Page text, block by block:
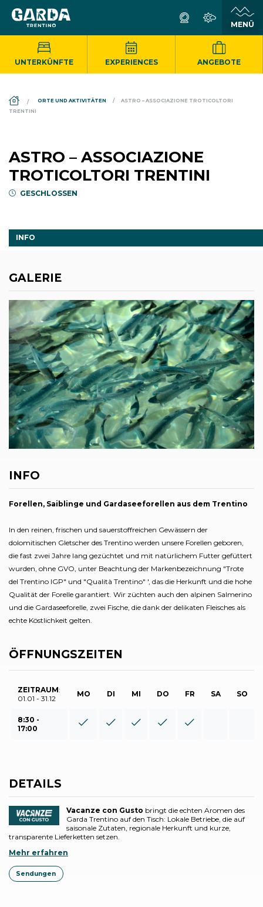
UNTERKÜNFTE EXPERIENCES ANGEBOTE
ORTE UND AKTIVITÄTEN
ASTRO – ASSOCIAZIONE TROTICOLTORI
TRENTINI
ASTRO – ASSOCIAZIONE
TROTICOLTORI TRENTINI
GESCHLOSSEN
INFO
GALERIE
INFO
Forellen, Saiblinge und Gardaseeforellen aus dem Trentino
In den reinen, frischen und sauerstoffreichen Gewässern der
dolomitischen Gletscher des Trentino werden unsere Forellen geboren,
die fast zwei Jahre lang gezüchtet und mit natürlichem Futter gefüttert
wurden, ohne GVO, unter Beachtung der Markenbezeichnung "Trote
del Trentino IGP" und "Qualità Trentino" ', das die Herkunft und die hohe
Qualität der Forelle garantiert. Wir züchten auch den alpinen Salmerino
und die Gardaseeforelle, zwei Fische, die dank der delikaten Fleisches als
echte Köstlichkeit gelten.
ÖFFNUNGSZEITEN
ZEITRAUM:
01.01 - 31.12
MO DI MI DO FR SA SO
8:30 -
17:00
DETAILS
Vacanze con Gusto bringt die echten Aromen des
Garda Trentino auf den Tisch: Lokale Betriebe, die auf
saisonale Zutaten, regionale Herkunft und kurze,
transparente Lieferketten setzen.
Mehr erfahren
Sendungen